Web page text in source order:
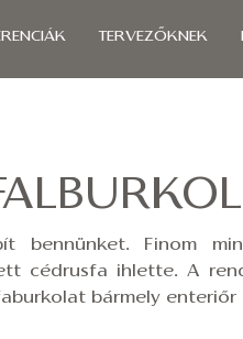
TERVEZŐKNEK
bennünket. Finom
cédrusfa ihlette. A
bármely enteriőr